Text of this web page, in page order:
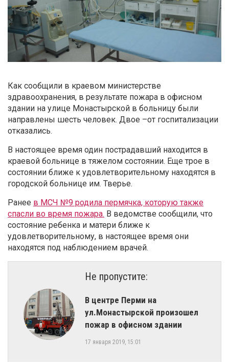
Как сообщили в краевом министерстве
здравоохранения, в результате пожара в офисном
здании на улице Монастырской в больницу были
направлены шесть человек. Двое –от госпитализации
отказались.
В настоящее время один пострадавший находится в
краевой больнице в тяжелом состоянии. Еще трое в
состоянии ближе к удовлетворительному находятся в
городской больнице им. Тверье.
Ранее в МСЧ №9 родила пермячка, которую также
спасли во время пожара. В ведомстве сообщили, что
состояние ребенка и матери ближе к
удовлетворительному, в настоящее время они
находятся под наблюдением врачей.
Не пропустите:
В центре Перми на
ул.Монастырской произошел
пожар в офисном здании
17 января 2019, 15:01